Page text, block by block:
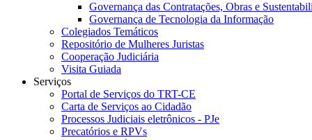
Governança das Contratações, Obras e
Governança de Tecnologia da Informação
Colegiados Temáticos
Repositório de Mulheres Juristas
Cooperação Judiciária
Visita Guiada
Serviços
Portal de Serviços do TRT-CE
Carta de Serviços ao Cidadão
Processos Judiciais eletrônicos - PJe
Precatórios e RPVs